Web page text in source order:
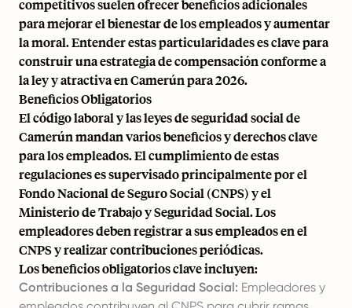
competitivos suelen ofrecer beneficios adicionales
para mejorar el bienestar de los empleados y aumentar
la moral. Entender estas particularidades es clave para
construir una estrategia de compensación conforme a
la ley y atractiva en Camerún para 2026.
Beneficios Obligatorios
El código laboral y las leyes de seguridad social de
Camerún mandan varios beneficios y derechos clave
para los empleados. El cumplimiento de estas
regulaciones es supervisado principalmente por el
Fondo Nacional de Seguro Social (CNPS) y el
Ministerio de Trabajo y Seguridad Social. Los
empleadores deben registrar a sus empleados en el
CNPS y realizar contribuciones periódicas.
Los beneficios obligatorios clave incluyen:
Contribuciones a la Seguridad Social: Empleadores y